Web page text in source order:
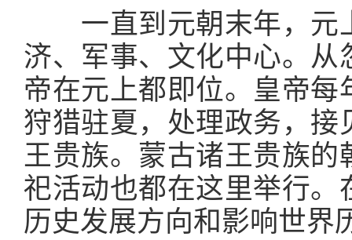
一直到元朝末年，元
济、军事、文化中心。
帝在元上都即位。皇帝
狩猎驻夏，处理政务，
王贵族。蒙古诸王贵族
祀活动也都在这里举行
历史发展方向和影响世界